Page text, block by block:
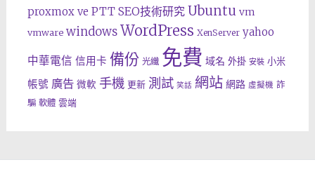
proxmox ve PTT SEO技術研究 Ubuntu vm
vmware windows WordPress XenServer yahoo
中華電信 信用卡 備份 光纖 免費 域名 外掛 安裝 小米
帳號 廣告 微軟 手機 更新 測試 笑話 網站 網路 虛擬機 詐
騙 軟體 雲端